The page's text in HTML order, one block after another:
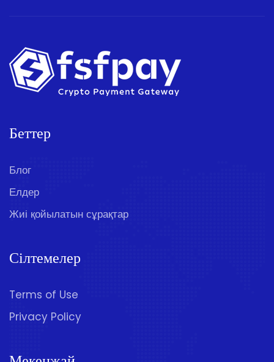
Беттер
Блог
Елдер
Жиі қойылатын сұрақтар
Сілтемелер
Terms of Use
Privacy Policy